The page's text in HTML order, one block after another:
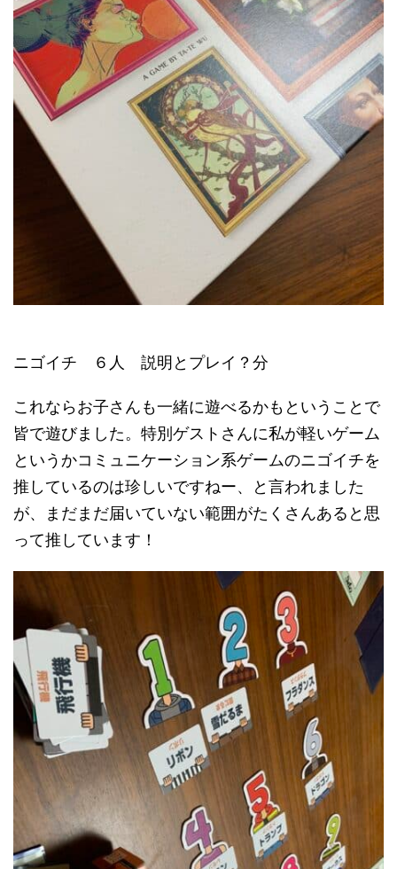
ニゴイチ ６人 説明とプレイ？分
これならお子さんも一緒に遊べるかもということで
皆で遊びました。特別ゲストさんに私が軽いゲーム
というかコミュニケーション系ゲームのニゴイチを
推しているのは珍しいですねー、と言われました
が、まだまだ届いていない範囲がたくさんあると思
って推しています！